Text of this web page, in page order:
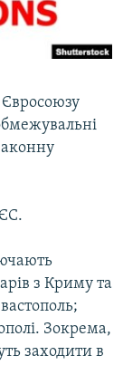
з Криму та
Зокрема,
заходити в